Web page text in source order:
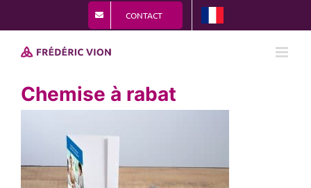
au
contenu
CONTACT
Chemise à rabat